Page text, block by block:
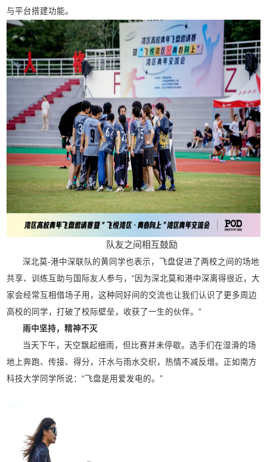
与平台搭建功能。
队友之间相互鼓励
深北莫-港中深联队的黄同学也表示，飞盘促进了两校之间的场地
共享、训练互助与国际友人参与，“因为深北莫和港中深离得很近，大
家会经常互相借场子用，这种同好间的交流也让我们认识了更多周边
高校的同学，打破了校际壁垒，收获了一生的伙伴。”
雨中坚持，精神不灭
当天下午，天空飘起细雨，但比赛并未停歇。选手们在湿滑的场
地上奔跑、传接、得分，汗水与雨水交织，热情不减反增。正如南方
科技大学同学所说：“飞盘是用爱发电的。”